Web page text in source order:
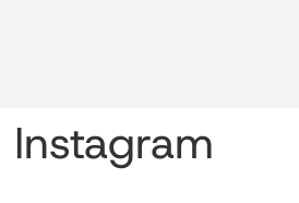
Instagram